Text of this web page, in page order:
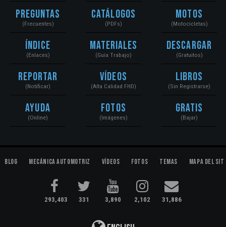
Preguntas
(Frecuentes)
Índice
(Enlaces)
Reportar
(Notificar)
Ayuda
(Online)
Catálogos
(PDFs)
Materiales
(Guía Trabajo)
Vídeos
(Alta Calidad FHD)
Fotos
(Imágenes)
Motos
(Motocicletas)
Descargar
(Gratuitos)
Libros
(Sin Registrarse)
Gratis
(Bajar)
Blog Mecánica Automotriz Vídeos Fotos Temas Mapa del
293,403 331 3,890 2,102 31,886